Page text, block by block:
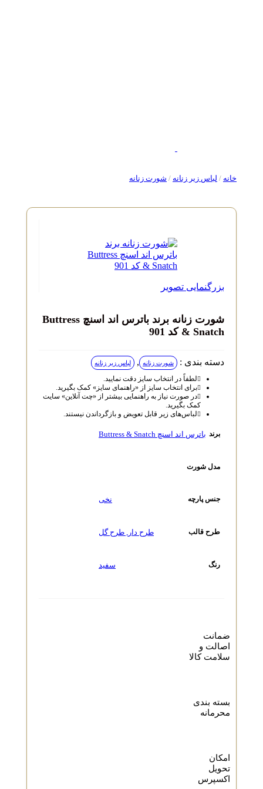
لباس زیر زنانه / شورت زنانه
بزرگنمایی تصویر
شورت زنانه برند باترس اند اسنچ Buttress
& Snatch کد 901
دسته بندی : شورت زنانه , لباس زیر زنانه
لطفاً در انتخاب سایز دقت نمایید.
برای انتخاب سایز از «راهنمای سایز» کمک بگیرید.
در صورت نیاز به راهنمایی بیشتر از «چت آنلاین» سایت
کمک بگیرید.
لباس‌های زیر قابل تعویض و بازگرداندن نیستند.
باترس اند اسنچ Buttress & Snatch
مدل شورت
جنس پارچه
طرح قالب طرح دار, طرح گل
ضمانت
اصالت و
سلامت کالا
بسته بندی
محرمانه
تحویل
اکسپرس